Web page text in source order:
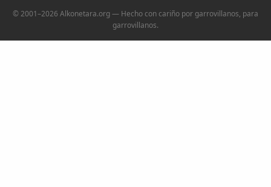
© 2001–2026 Alkonetara.org — Hecho con cariño por garrovillanos, para
garrovillanos.